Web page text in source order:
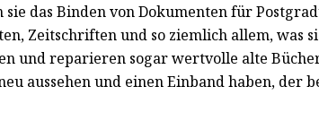
das Binden von Dokumenten für
Zeitschriften und so ziemlich allem, was
und reparieren sogar wertvolle alte
aussehen und einen Einband haben, der